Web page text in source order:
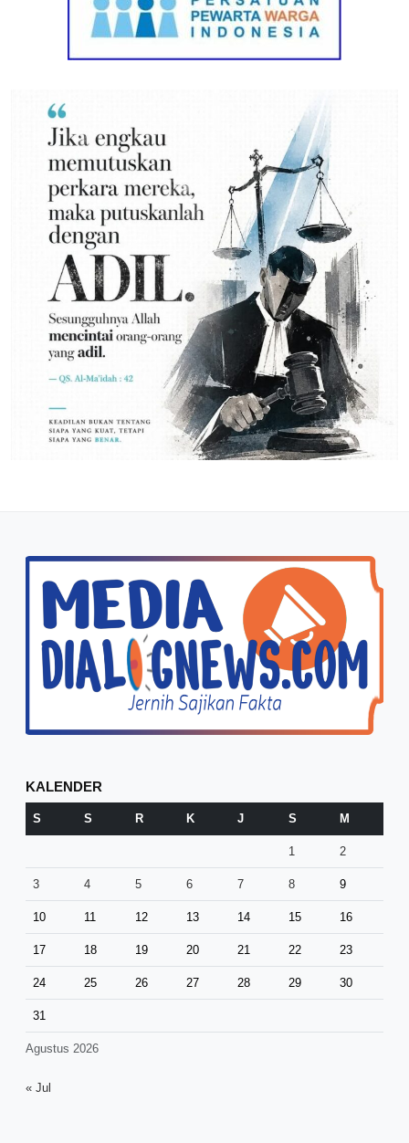
KALENDER
Agustus 2026
S S R K J S M
1 2
3 4 5 6 7 8 9
10 11 12 13 14 15 16
17 18 19 20 21 22 23
24 25 26 27 28 29 30
31
« Jul